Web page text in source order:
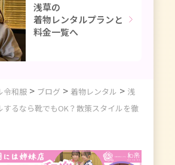
浅草の
着物レンタルプランと
料金一覧へ
令和服> ブログ > 着物レンタル > 浅
するなら靴でもOK？散策スタイルを徹